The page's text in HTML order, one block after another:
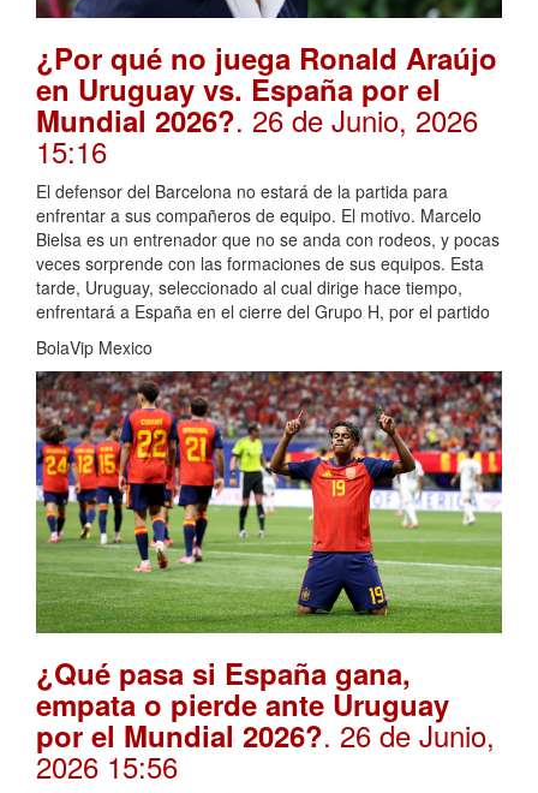
¿Por qué no juega Ronald Araújo
en Uruguay vs. España por el
Mundial 2026?. 26 de Junio, 2026
15:16
El defensor del Barcelona no estará de la partida para
enfrentar a sus compañeros de equipo. El motivo. Marcelo
Bielsa es un entrenador que no se anda con rodeos, y pocas
veces sorprende con las formaciones de sus equipos. Esta
tarde, Uruguay, seleccionado al cual dirige hace tiempo,
enfrentará a España en el cierre del Grupo H, por el partido
BolaVip Mexico
¿Qué pasa si España gana,
empata o pierde ante Uruguay
por el Mundial 2026?. 26 de Junio,
2026 15:56